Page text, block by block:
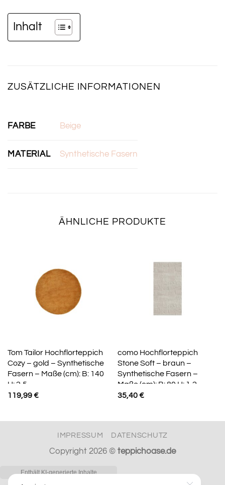
Inhalt
ZUSÄTZLICHE INFORMATIONEN
FARBE Beige
MATERIAL Synthetische Fasern
ÄHNLICHE PRODUKTE
Tom Tailor Hochflorteppich
Cozy – gold – Synthetische
Fasern – Maße (cm): B: 140
H: 2,5
119,99€
como Hochflorteppich
Stone Soft – braun –
Synthetische Fasern –
Maße (cm): B: 80 H: 1,2
35,40€
IMPRESSUM DATENSCHUTZ
Copyright 2026 © teppichoase.de